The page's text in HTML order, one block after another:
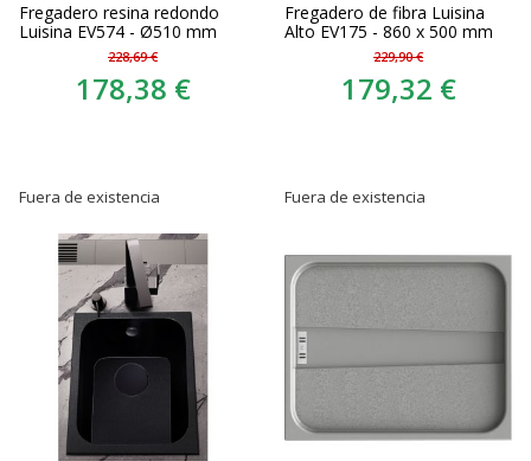
Fregadero resina redondo
Luisina EV574 - Ø510 mm
228,69 €
178,38 €
Fuera de existencia
Fregadero de fibra Luisina
Alto EV175 - 860 x 500 mm
229,90 €
179,32 €
Fuera de existencia